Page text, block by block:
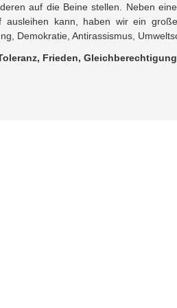
auf die Beine stellen. Neben
ausleihen kann, haben wir ein
Demokratie, Antirassismus,
Frieden,